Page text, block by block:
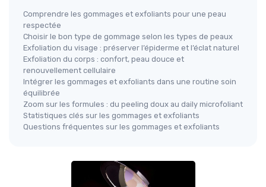
Comprendre les gommages et exfoliants pour une peau
respectée
Choisir le bon type de gommage selon les types de peaux
Exfoliation du visage : préserver l’épiderme et l’éclat naturel
Exfoliation du corps : confort, peau douce et
renouvellement cellulaire
Intégrer les gommages et exfoliants dans une routine soin
équilibrée
Zoom sur les formules : du peeling doux au daily microfoliant
Statistiques clés sur les gommages et exfoliants
Questions fréquentes sur les gommages et exfoliants